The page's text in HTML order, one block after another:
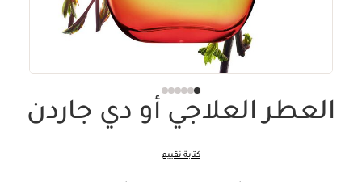
العطر العلاجي أو دي جاردن
كتابة تقييم